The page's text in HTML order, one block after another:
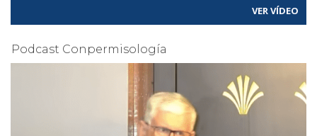
VER VÍDEO
Podcast Conpermisología